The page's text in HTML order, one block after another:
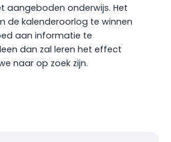
aangeboden onderwijs. Het
de kalenderoorlog te winnen
aan informatie te
dan zal leren het effect
naar op zoek zijn.